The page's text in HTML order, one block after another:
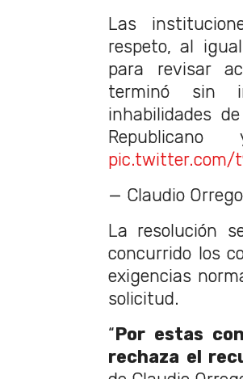
Las
respeto, al
para revisar
terminó sin
inhabilidades
pic.twitter.com/
— Claudio
La resolución
concurrido los
exigencias
solicitud.
“Por estas
rechaza el